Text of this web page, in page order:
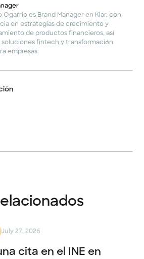
Ogarrio es Brand Manager en Klar, con
en estrategias de crecimiento y
de productos financieros, así
soluciones fintech y transformación
empresas.
July 27, 2026
cita en el INE en